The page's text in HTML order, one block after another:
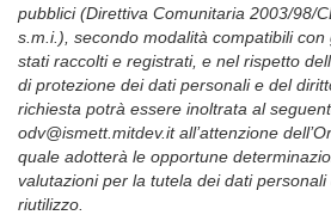
pubblici (Direttiva Comunitaria 2003/98/
s.m.i.), secondo modalità compatibili
stati raccolti e registrati, e nel rispetto
di protezione dei dati personali e del
richiesta potrà essere inoltrata al
odv@ismett.mitdev.it all’attenzione
quale adotterà le opportune
valutazioni per la tutela dei dati
riutilizzo.